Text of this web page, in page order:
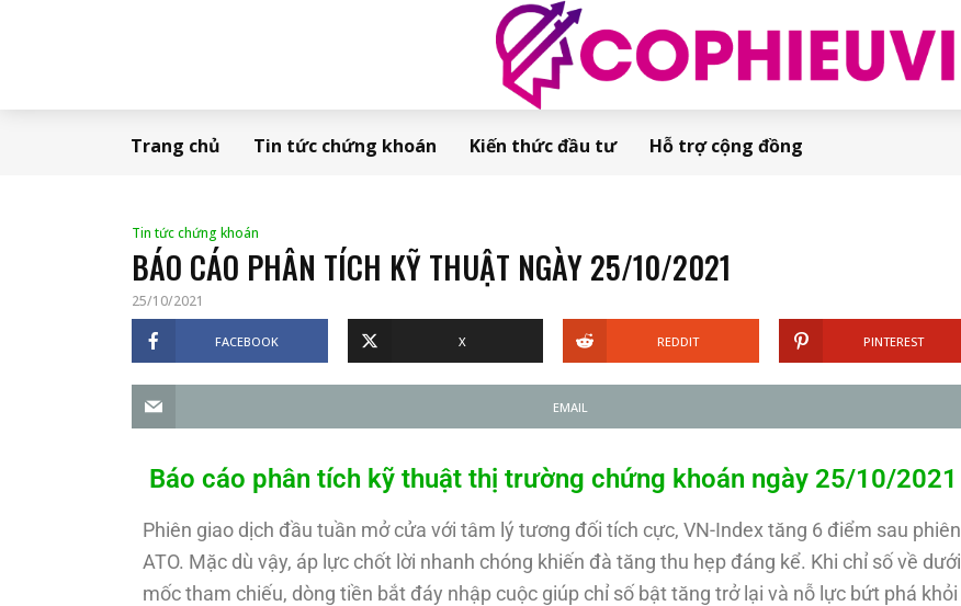
Trang chủ Tin tức chứng khoán Kiến thức đầu tư Hỗ trợ cộng đồng
Tin tức chứng khoán
BÁO CÁO PHÂN TÍCH KỸ THUẬT NGÀY 25/10/2021
25/10/2021
FACEBOOK X REDDIT PINTEREST
EMAIL
Báo cáo phân tích kỹ thuật thị trường chứng khoán ngày 25/10/2021
Phiên giao dịch đầu tuần mở cửa với tâm lý tương đối tích cực, VN-Index tăng 6 điểm sau phiên
ATO. Mặc dù vậy, áp lực chốt lời nhanh chóng khiến đà tăng thu hẹp đáng kể. Khi chỉ số về dưới
mốc tham chiếu, dòng tiền bắt đáy nhập cuộc giúp chỉ số bật tăng trở lại và nỗ lực bứt phá khỏi